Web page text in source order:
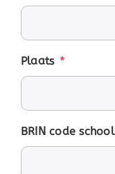
Plaats *
BRIN code school